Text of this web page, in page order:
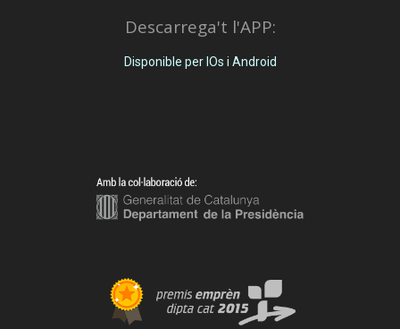
Descarrega't l'APP:
Disponible per IOs i Android